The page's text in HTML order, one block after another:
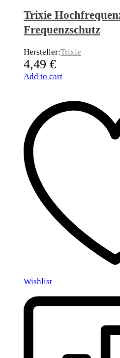
Trixie
Frequenzschutz
Hersteller:Trixie
4,49 €
Add to cart
Wishlist